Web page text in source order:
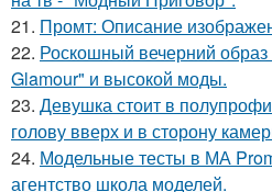
21. Промт: Описание
22. Роскошный вечерний
Glamour" и высокой моды.
23. Девушка стоит в
голову вверх и в сторону
24. Модельные тесты в МА
агентство школа моделей.